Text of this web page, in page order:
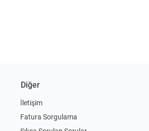
Diğer
İletişim
Fatura Sorgulama